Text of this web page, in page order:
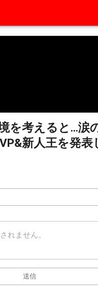
を考えると…涙
新人王を発表
送信